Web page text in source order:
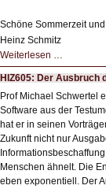
Schöne Sommerzeit
Heinz Schmitz
Weiterlesen …
so
kleine
😊
HIZ605: Der Ausbruch
Prof Michael Schwertel
Software aus der
hat er in seinen
Zukunft nicht nur
Menschen ähnelt. Die
eben exponentiell. Der